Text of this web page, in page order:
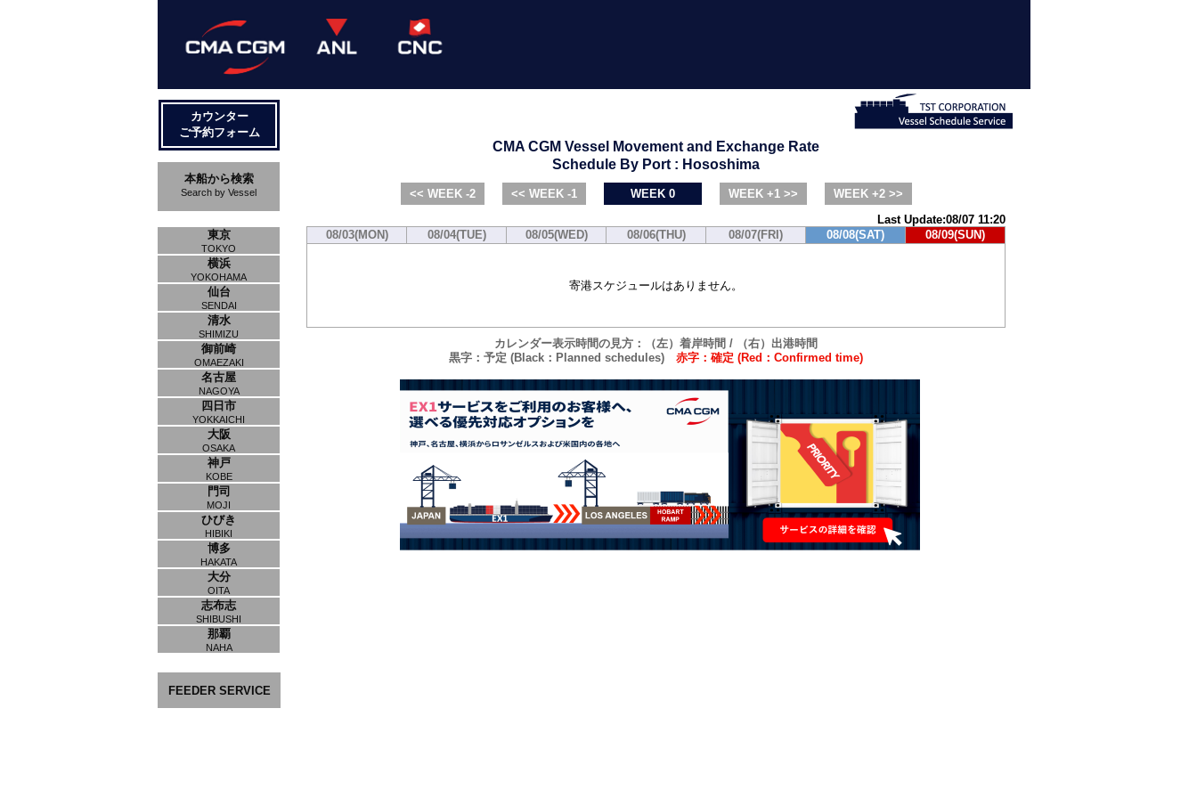
カウンター
ご予約フォーム
本船から検索
Search by Vessel
東京
TOKYO
横浜
YOKOHAMA
仙台
SENDAI
清水
SHIMIZU
御前崎
OMAEZAKI
名古屋
NAGOYA
四日市
YOKKAICHI
大阪
OSAKA
神戸
KOBE
門司
MOJI
ひびき
HIBIKI
博多
HAKATA
大分
OITA
志布志
SHIBUSHI
那覇
NAHA
FEEDER SERVICE
CMA CGM Vessel Movement and Exchange Rate
Schedule By Port : Hososhima
<< WEEK -2 << WEEK -1 WEEK 0 WEEK +1 >>
WEEK +2 >>
Last Update:08/07 11:20
08/03(MON)
08/04(TUE) 08/05(WED) 08/06(THU) 08/07(FRI) 08/08(SAT) 08/09(SUN)
寄港スケジュールはありません。
カレンダー表示時間の見方：（左）着岸時間 / （右）出港時間
黒字：予定 (Black：Planned schedules) 赤字：確定 (Red：Confirmed time)